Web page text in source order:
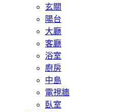
玄關
陽台
大廳
客廳
浴室
廚房
中島
電視牆
臥室